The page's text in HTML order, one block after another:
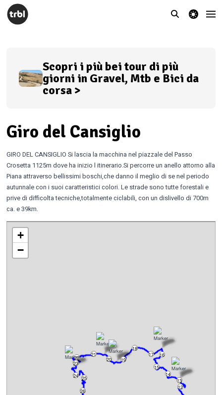
theme switcher
Scopri i più bei tour di più
giorni in Gravel, Mtb e Bici da
corsa >
Giro del Cansiglio
GIRO DEL CANSIGLIO Si lascia la macchina nel piazzale del Passo
Crosetta 1125m dove ha inizio l itinerario.Si percorre un anello attorno alla
Piana attraverso bellissimi boschi,che danno il meglio di se nel periodo
autunnale con i suoi caratteristici colori. Le strade sono tutte forestali e
prive di difficolta tecniche,totalmente ciclabili, con un dislivello di 700m
ca. e 39km.
16
24
12
20
14
18
22
26
13
15
17
19
21
23
25
+
−